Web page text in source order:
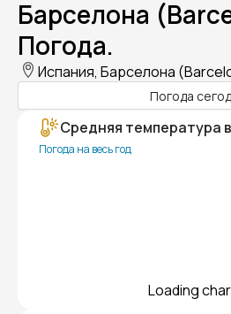
Барселона
Погода.
Испания, Барселона
Погода
Средняя температура
Погода на весь год
Loading